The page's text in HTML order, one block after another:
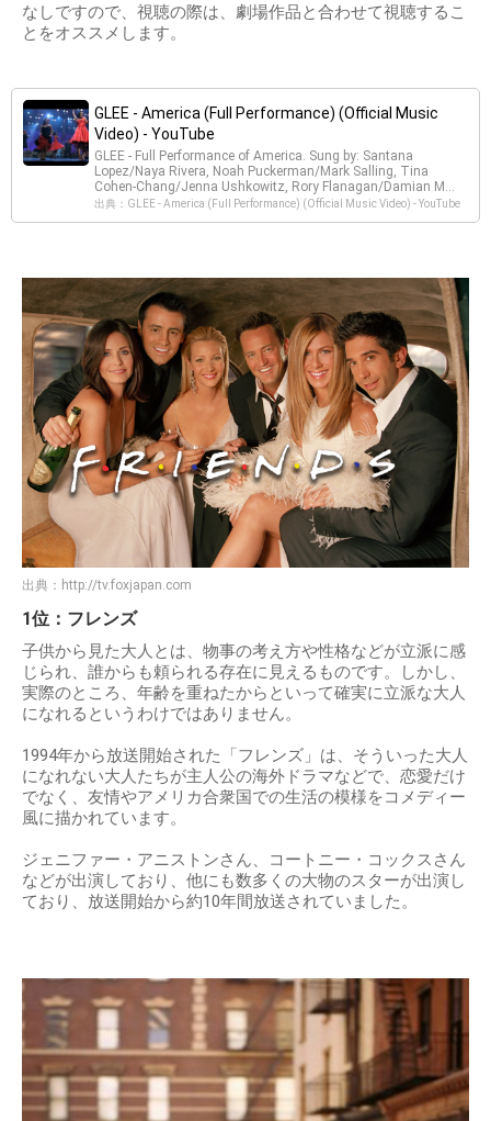
なしですので、視聴の際は、劇場作品と合わせて視聴するこ
とをオススメします。
GLEE - America (Full Performance) (Official Music
Video) - YouTube
GLEE - Full Performance of America. Sung by: Santana
Lopez/Naya Rivera, Noah Puckerman/Mark Salling, Tina
Cohen-Chang/Jenna Ushkowitz, Rory Flanagan/Damian M...
出典：GLEE - America (Full Performance) (Official Music Video) - YouTube
出典： http://tv.foxjapan.com
1位：フレンズ
子供から見た大人とは、物事の考え方や性格などが立派に感
じられ、誰からも頼られる存在に見えるものです。しかし、
実際のところ、年齢を重ねたからといって確実に立派な大人
になれるというわけではありません。
1994年から放送開始された「フレンズ」は、そういった大人
になれない大人たちが主人公の海外ドラマなどで、恋愛だけ
でなく、友情やアメリカ合衆国での生活の模様をコメディー
風に描かれています。
ジェニファー・アニストンさん、コートニー・コックスさん
などが出演しており、他にも数多くの大物のスターが出演し
ており、放送開始から約10年間放送されていました。